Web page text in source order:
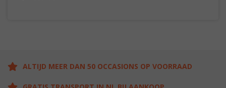
ALTIJD MEER DAN 50 OCCASIONS OP VOORRAAD